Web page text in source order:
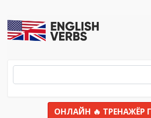
ОНЛАЙН 🔥 ТРЕНАЖЁР